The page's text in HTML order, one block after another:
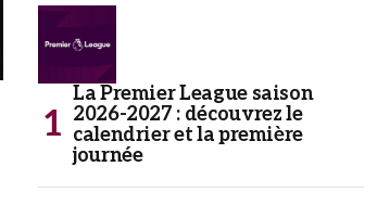
La Premier League saison
2026-2027 : découvrez le
calendrier et la première
journée